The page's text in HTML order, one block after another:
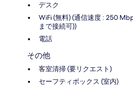
デスク
WiFi (無料) (通信速度 : 250
まで接続可))
電話
その他
客室清掃 (要リクエスト)
セーフティボックス (室内)